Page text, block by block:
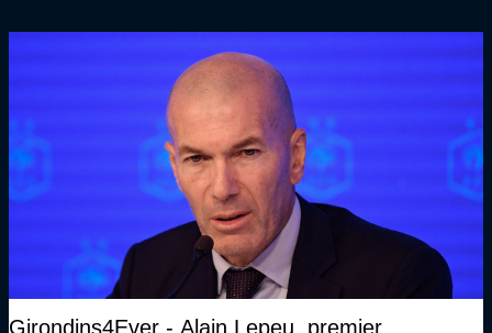
Girondins4Ever - Alain Lepeu, premier